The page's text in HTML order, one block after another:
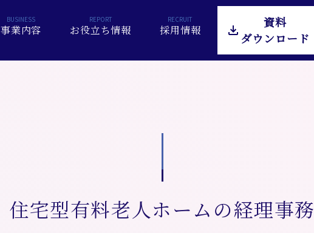
事業内容 お役立ち情報 採用情報
資料
ダウンロード
住宅型有料老人ホームの経理事務